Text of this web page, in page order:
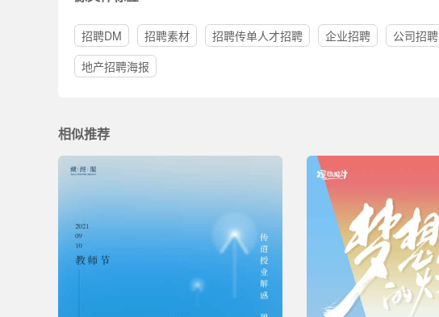
招聘DM 招聘素材 招聘传单人才招聘 企业招聘 公司招聘
地产招聘海报
相似推荐